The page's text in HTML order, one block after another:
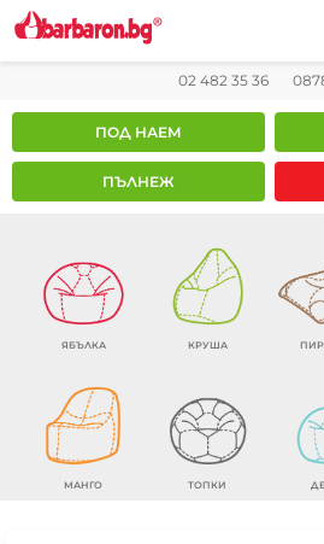
02 482 35 36
ПОД НАЕМ
ПЪЛНЕЖ
ЯБЪЛКА КРУША
МАНГО ТОПКИ